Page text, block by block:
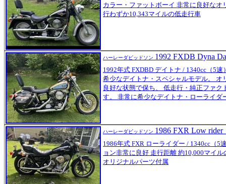
カラー・ファットボーイ 非常に良好なオ
行わずか10,343マイルの低走行車
ハーレーダビッドソン 1992 FXDB Dyna
1992年式 FXDBD デイトナ / 1340cc（5
希少なデイトナ・スペシャルモデル。 オ
良好な状態で保ち、 低走行・純正ファク
す。 非常に希少なデイトナ・ローライダ
ハーレーダビッドソン 1986 FXR Low rider
1986年式 FXR ローライダー / 1340cc（5
ョン非常に良好 走行距離 約10,000マイ
オリジナルパーツ付属